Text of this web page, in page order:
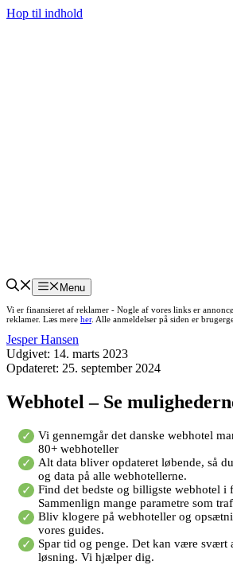
Hop til indhold
Menu
Vi er finansieret af reklamer - Nogle af vores links er
reklamer. Læs mere her. Alle anmeldelser på siden er
Jesper Hansen
Udgivet: 14. marts 2023
Opdateret: 25. september 2024
Webhotel – Se
Vi gennemgår det danske webhotel
80+ webhoteller
Alt data bliver opdateret løbende, så
og data på alle webhotellerne.
Find det bedste og billigste webhotel i
Sammenlign mange parametre som
Bliv klogere på webhoteller og
vores guides.
Spar tid og penge. Det kan være svært
løsning. Vi hjælper dig.